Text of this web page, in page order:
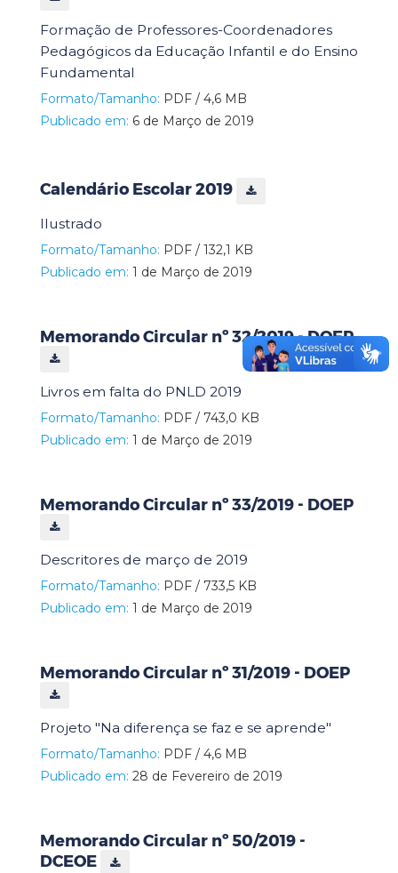
Formação de Professores-Coordenadores
Pedagógicos da Educação Infantil e do Ensino
Fundamental
Formato/Tamanho: PDF / 4,6 MB
Publicado em: 6 de Março de 2019
Calendário Escolar 2019
Ilustrado
Formato/Tamanho: PDF / 132,1 KB
Publicado em: 1 de Março de 2019
Memorando Circular nº 32/2019 - DOEP
Livros em falta do PNLD 2019
Formato/Tamanho: PDF / 743,0 KB
Publicado em: 1 de Março de 2019
Memorando Circular nº 33/2019 - DOEP
Descritores de março de 2019
Formato/Tamanho: PDF / 733,5 KB
Publicado em: 1 de Março de 2019
Memorando Circular nº 31/2019 - DOEP
Projeto "Na diferença se faz e se aprende"
Formato/Tamanho: PDF / 4,6 MB
Publicado em: 28 de Fevereiro de 2019
Memorando Circular nº 50/2019 -
DCEOE